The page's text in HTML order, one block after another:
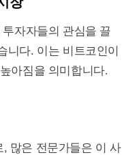
자자들의 관심을 끌
니다. 이는 비트코인이
아짐을 의미합니다.
, 많은 전문가들은 이 사